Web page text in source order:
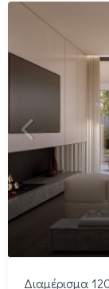
Διαμέρισμα